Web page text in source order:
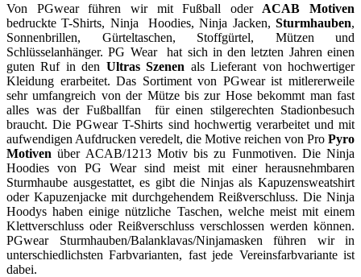
Von PGwear führen wir mit Fußball oder ACAB Motiven
bedruckte T-Shirts, Ninja Hoodies, Ninja Jacken, Sturmhauben,
Sonnenbrillen, Gürteltaschen, Stoffgürtel, Mützen und
Schlüsselanhänger. PG Wear hat sich in den letzten Jahren einen
guten Ruf in den Ultras Szenen als Lieferant von hochwertiger
Kleidung erarbeitet. Das Sortiment von PGwear ist mitlererweile
sehr umfangreich von der Mütze bis zur Hose bekommt man fast
alles was der Fußballfan für einen stilgerechten Stadionbesuch
braucht. Die PGwear T-Shirts sind hochwertig verarbeitet und mit
aufwendigen Aufdrucken veredelt, die Motive reichen von Pro Pyro
Motiven über ACAB/1213 Motiv bis zu Funmotiven. Die Ninja
Hoodies von PG Wear sind meist mit einer herausnehmbaren
Sturmhaube ausgestattet, es gibt die Ninjas als Kapuzensweatshirt
oder Kapuzenjacke mit durchgehendem Reißverschluss. Die Ninja
Hoodys haben einige nützliche Taschen, welche meist mit einem
Klettverschluss oder Reißverschluss verschlossen werden können.
PGwear Sturmhauben/Balanklavas/Ninjamasken führen wir in
unterschiedlichsten Farbvarianten, fast jede Vereinsfarbvariante ist
dabei.